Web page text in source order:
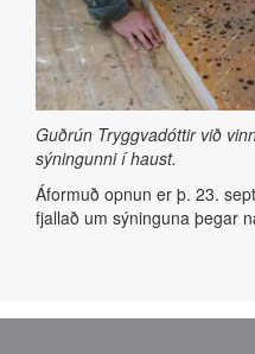
Guðrún Tryggvadóttir við
sýningunni í haust.
Áformuð opnun er þ. 23.
fjallað um sýninguna þegar